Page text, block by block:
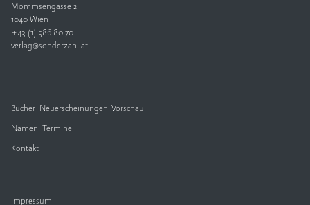
Mommsengasse 2
1040 Wien
+43 (1) 586 80 70
verlag@sonderzahl.at
Bücher Neuerscheinungen Vorschau
Namen Termine
Kontakt
Impressum